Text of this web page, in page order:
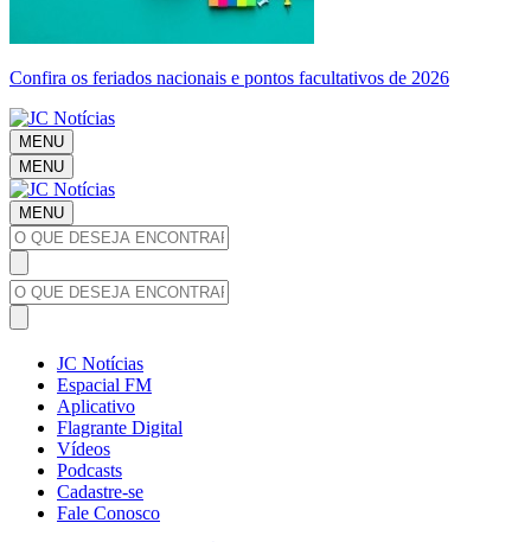
Confira os feriados nacionais e pontos facultativos de 2026
MENU
MENU
MENU
JC Notícias
Espacial FM
Aplicativo
Flagrante Digital
Vídeos
Podcasts
Cadastre-se
Fale Conosco